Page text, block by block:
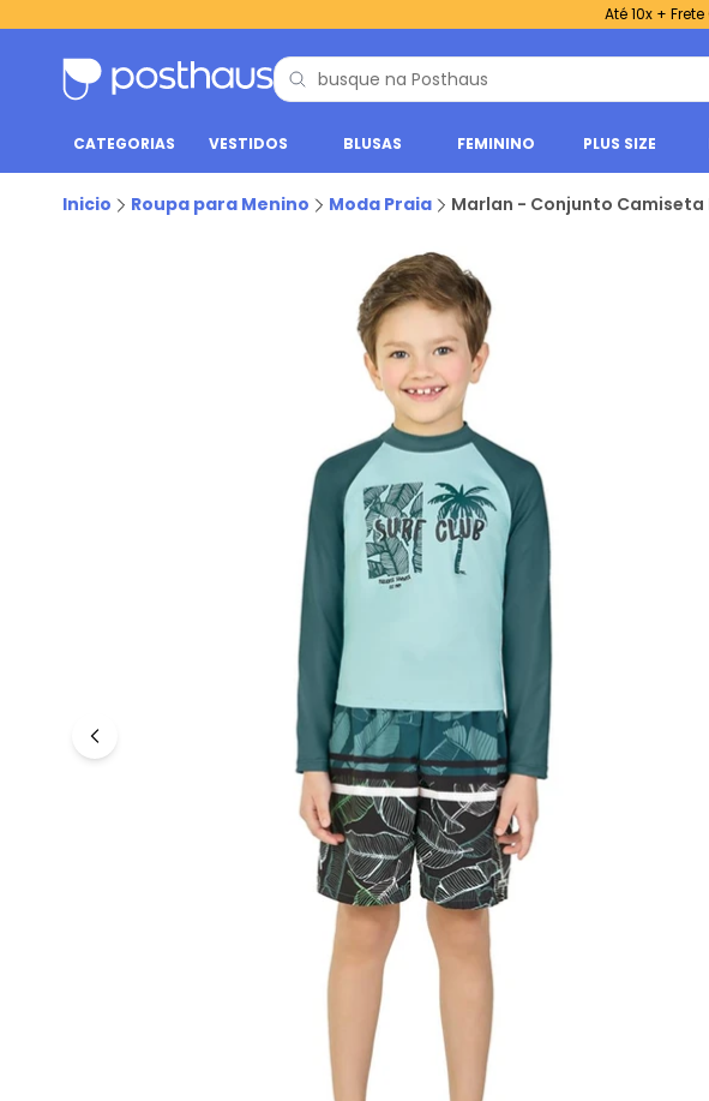
Até 10x +
CATEGORIAS VESTIDOS BLUSAS FEMININO PLUS SIZE
Inicio Roupa para Menino Moda Praia Marlan - Conjunto Camiseta